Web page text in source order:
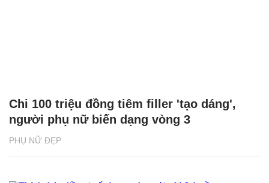
PHỤ NỮ ĐẸP
Chi 100 triệu đồng tiêm filler 'tạo dáng',
người phụ nữ biến dạng vòng 3